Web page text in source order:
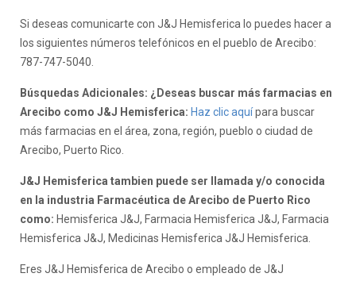
Si deseas comunicarte con J&J Hemisferica lo puedes hacer a
los siguientes números telefónicos en el pueblo de Arecibo:
787-747-5040.
Búsquedas Adicionales: ¿Deseas buscar más farmacias en
Arecibo como J&J Hemisferica: Haz clic aquípara buscar
más farmacias en el área, zona, región, pueblo o ciudad de
Arecibo, Puerto Rico.
J&J Hemisferica tambien puede ser llamada y/o conocida
en la industria Farmacéutica de Arecibo de Puerto Rico
como: Hemisferica J&J, Farmacia Hemisferica J&J, Farmacia
Hemisferica J&J, Medicinas Hemisferica J&J Hemisferica.
Eres J&J Hemisferica de Arecibo o empleado de J&J